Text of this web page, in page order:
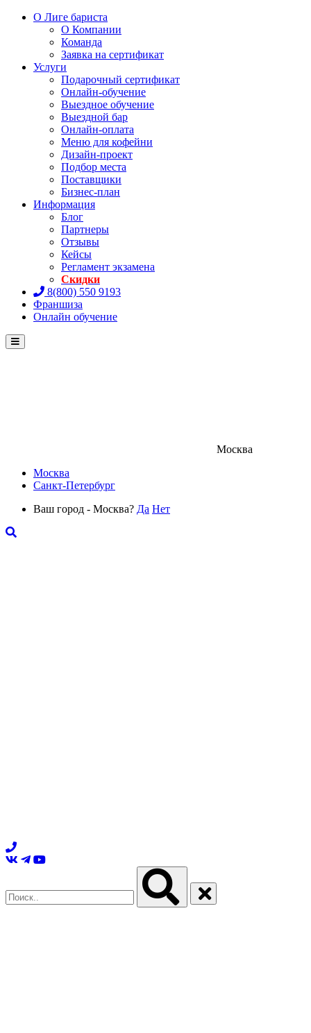
О Лиге бариста
О Компании
Команда
Заявка на сертификат
Услуги
Подарочный сертификат
Онлайн-обучение
Выездное обучение
Выездной бар
Онлайн-оплата
Меню для кофейни
Дизайн-проект
Подбор места
Поставщики
Бизнес-план
Информация
Блог
Партнеры
Отзывы
Кейсы
Регламент экзамена
Скидки
8(800) 550 9193
Франшиза
Онлайн обучение
Menu
Москва
Москва
Санкт-Петербург
Ваш город - Москва? Да Нет